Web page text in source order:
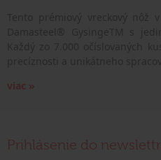
viac »
Prihlásenie do